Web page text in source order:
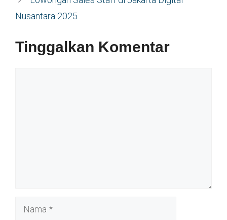
Nusantara 2025
Tinggalkan Komentar